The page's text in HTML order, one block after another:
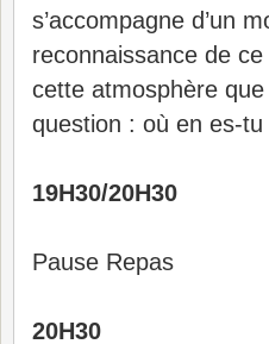
s’accompagne d’un
reconnaissance de
cette atmosphère
question : où en es-
19H30/20H30
Pause Repas
20H30